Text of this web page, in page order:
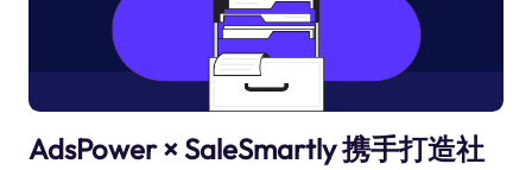
AdsPower × SaleSmartly 携手打造社